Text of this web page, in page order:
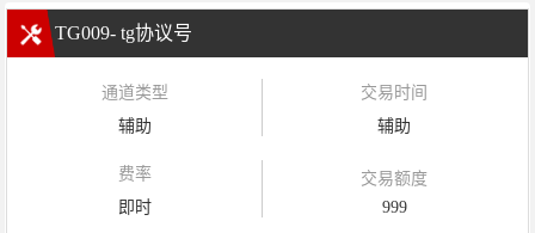
TG009- tg协议号
通道类型
辅助
交易时间
辅助
费率
即时
交易额度
999